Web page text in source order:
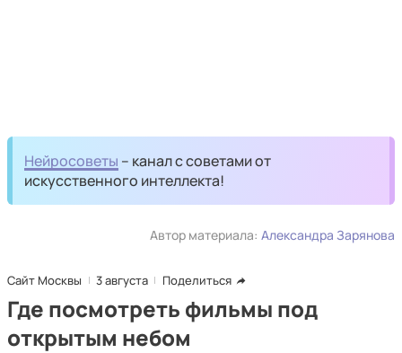
Нейросоветы – канал с советами от
искусственного интеллекта!
Автор материала: Александра Зарянова
Сайт Москвы 3 августа Поделиться
Где посмотреть фильмы под
открытым небом